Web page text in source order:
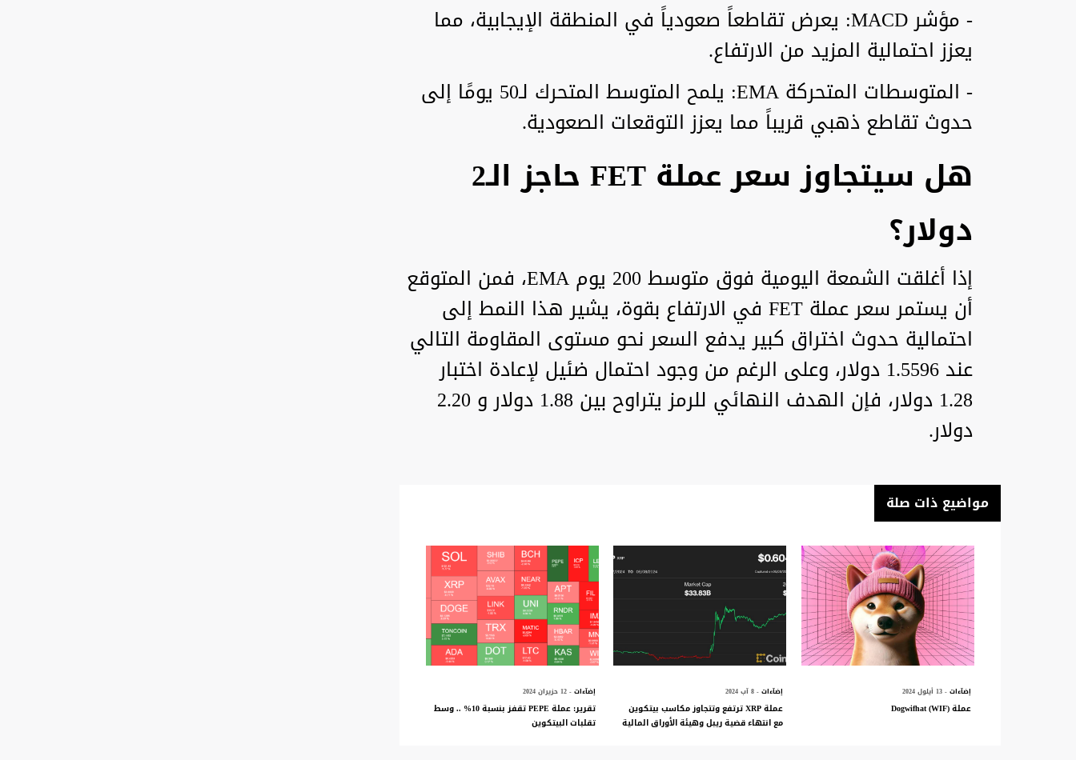
- مؤشر MACD: يعرض تقاطعاً صعودياً في المنطقة الإيجابية، مما
يعزز احتمالية المزيد من الارتفاع.
- المتوسطات المتحركة EMA: يلمح المتوسط المتحرك لـ50 يومًا إلى
حدوث تقاطع ذهبي قريباً مما يعزز التوقعات الصعودية.
هل سيتجاوز سعر عملة FET حاجز الـ2
دولار؟
إذا أغلقت الشمعة اليومية فوق متوسط 200 يوم EMA، فمن المتوقع
أن يستمر سعر عملة FET في الارتفاع بقوة، يشير هذا النمط إلى
احتمالية حدوث اختراق كبير يدفع السعر نحو مستوى المقاومة التالي
عند 1.5596 دولار، وعلى الرغم من وجود احتمال ضئيل لإعادة اختبار
1.28 دولار، فإن الهدف النهائي للرمز يتراوح بين 1.88 دولار و 2.20
دولار.
مواضيع ذات صلة
إضآءات- 13 أيلول 2024
عملة Dogwifhat (WIF)
إضآءات - 8 آب 2024
عملة XRP ترتفع وتتجاوز مكاسب بيتكوين
مع انتهاء قضية ريبل وهيئة الأوراق المالية
إضآءات- 12 حزيران 2024
تقرير: عملة PEPE تقفز بنسبة 10% .. وسط
تقلبات البيتكوين